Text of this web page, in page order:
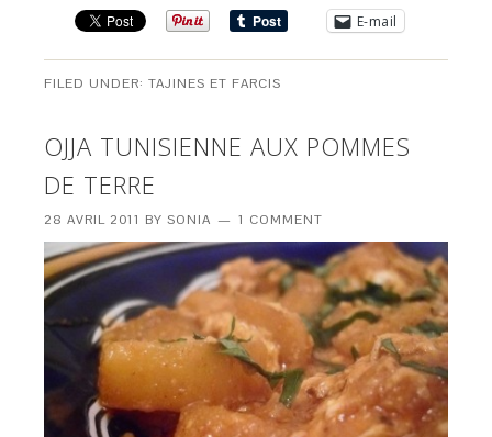
E-mail
FILED UNDER:TAJINES ET FARCIS
OJJA TUNISIENNE AUX POMMES
DE TERRE
28 AVRIL 2011 BYSONIA 1 COMMENT